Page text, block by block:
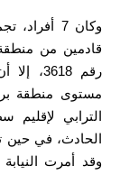
وكان 7
قادمين من منطقة
رقم
مستوى منطقة
الترابي
الحادث، في حين
وقد أمرت